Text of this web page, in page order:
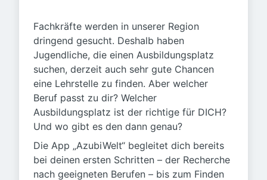
Fachkräfte werden in unserer Region
dringend gesucht. Deshalb haben
Jugendliche, die einen Ausbildungsplatz
suchen, derzeit auch sehr gute Chancen
eine Lehrstelle zu finden. Aber welcher
Beruf passt zu dir? Welcher
Ausbildungsplatz ist der richtige für DICH?
Und wo gibt es den dann genau?
Die App „AzubiWelt“ begleitet dich bereits
bei deinen ersten Schritten – der Recherche
nach geeigneten Berufen – bis zum Finden